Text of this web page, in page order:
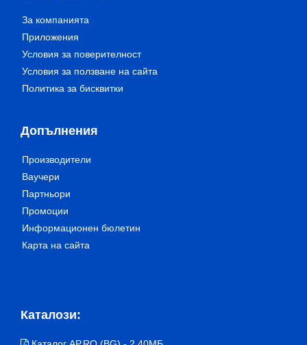
За компанията
Приложения
Условия за поверителност
Условия за ползване на сайта
Политика за бисквитки
Допълнения
Производители
Ваучери
Партньори
Промоции
Информационен бюлетин
Карта на сайта
Каталози: